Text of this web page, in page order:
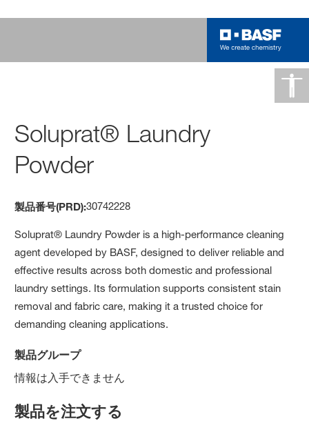
Soluprat® Laundry
Powder
製品番号(PRD):30742228
Soluprat® Laundry Powder is a high-performance cleaning
agent developed by BASF, designed to deliver reliable and
effective results across both domestic and professional
laundry settings. Its formulation supports consistent stain
removal and fabric care, making it a trusted choice for
demanding cleaning applications.
製品グループ
情報は入手できません
製品を注文する